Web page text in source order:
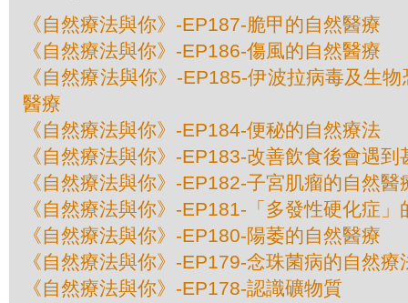
《自然療法與你》-EP187-脆甲的自然醫療
《自然療法與你》-EP186-傷風的自然醫療
《自然療法與你》-EP185-伊波拉病毒及生
醫療
《自然療法與你》-EP184-便秘的自然療法
《自然療法與你》-EP183-改善飲食後會遇到
《自然療法與你》-EP182-子宮肌瘤的自然醫
《自然療法與你》-EP181-「多發性硬化症」
《自然療法與你》-EP180-陽萎的自然醫療
《自然療法與你》-EP179-念珠菌病的自然療
《自然療法與你》-EP178-認識礦物質